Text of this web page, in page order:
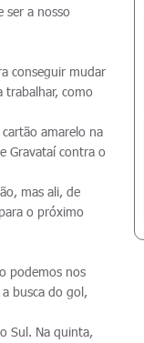
ser a nosso
conseguir mudar
trabalhar, como
amarelo na
Gravataí contra o
mas ali, de
o próximo
podemos nos
busca do gol,
Sul. Na quinta,